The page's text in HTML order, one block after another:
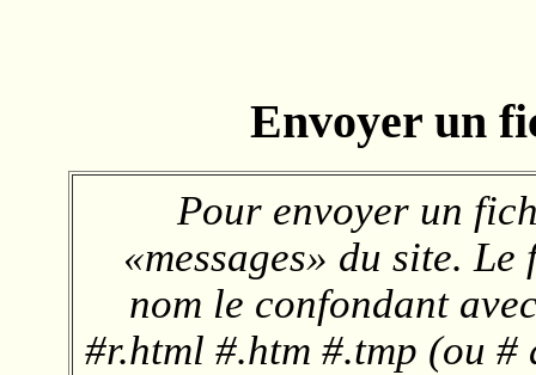
Envoyer un
Pour envoyer un
«messages» du site.
nom le confondant
#r.html #.htm #.tmp (ou #